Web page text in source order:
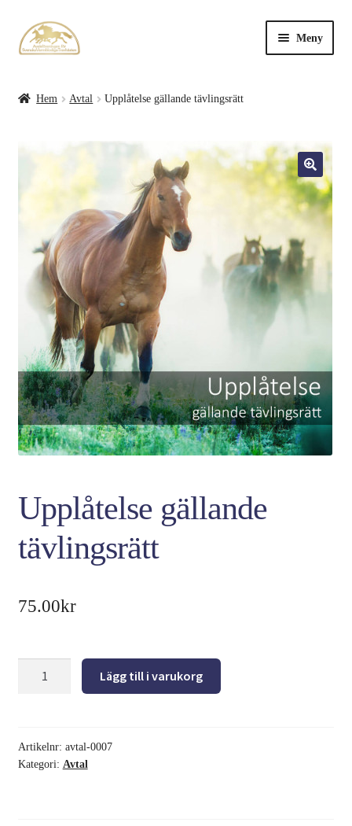
Meny
Övrigt
Hem Avtal Upplåtelse gällande tävlingsrätt
Upplåtelse gällande
tävlingsrätt
75.00kr
Lägg till i varukorg
Artikelnr: avtal-0007
Kategori: Avtal